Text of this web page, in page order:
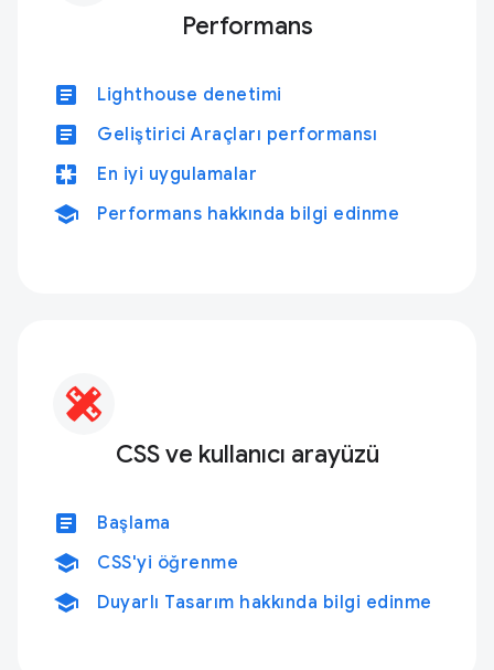
Performans
article Lighthouse denetimi
article Geliştirici Araçları performansı
pages En iyi uygulamalar
school Performans hakkında bilgi edinme
CSS ve kullanıcı arayüzü
article Başlama
school CSS'yi öğrenme
school Duyarlı Tasarım hakkında bilgi edinme